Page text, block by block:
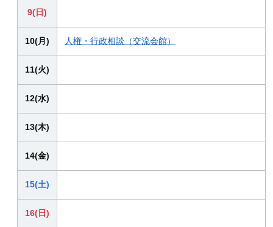
9(日)
10(月) 人権・行政相談（交流会館）
11(火)
12(水)
13(木)
14(金)
15(土)
16(日)